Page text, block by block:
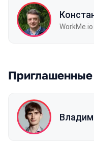
WorkMe.io